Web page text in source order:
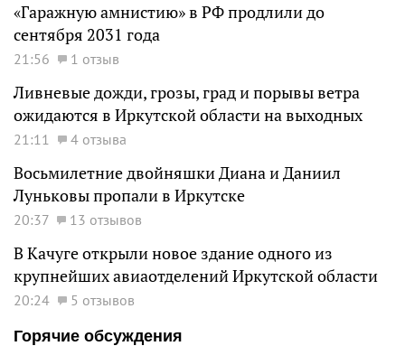
«Гаражную амнистию» в РФ продлили до
сентября 2031 года
21:56 1 отзыв
Ливневые дожди, грозы, град и порывы ветра
ожидаются в Иркутской области на выходных
21:11 4 отзыва
Восьмилетние двойняшки Диана и Даниил
Луньковы пропали в Иркутске
20:37 13 отзывов
В Качуге открыли новое здание одного из
крупнейших авиаотделений Иркутской области
20:24
5 отзывов
Горячие обсуждения